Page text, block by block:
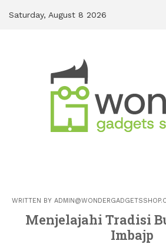
Saturday, August 8 2026
WRITTEN BY
Menjelajahi Tradisi
Imbajp